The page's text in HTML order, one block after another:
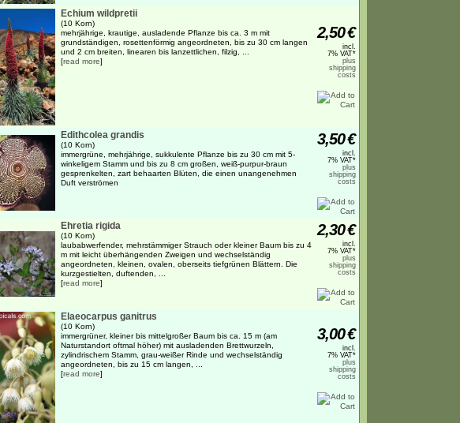
Echium wildpretii
(10 Korn)
mehrjährige, krautige, ausladende Pflanze bis ca. 3 m mit
grundständigen, rosettenförmig angeordneten, bis zu 30 cm langen
und 2 cm breiten, linearen bis lanzettlichen, filzig, ...
[read more]
2,50€
incl.
7% VAT*
plus
shipping
costs
Edithcolea grandis
(10 Korn)
immergrüne, mehrjährige, sukkulente Pflanze bis zu 30 cm mit 5-
winkeligem Stamm und bis zu 8 cm großen, weiß-purpur-braun
gesprenkelten, zart behaarten Blüten, die einen unangenehmen
Duft verströmen
3,50€
incl.
7% VAT*
plus
shipping
costs
Ehretia rigida
(10 Korn)
laubabwerfender, mehrstämmiger Strauch oder kleiner Baum bis zu 4
m mit leicht überhängenden Zweigen und wechselständig
angeordneten, kleinen, ovalen, oberseits tiefgrünen Blättern. Die
kurzgestielten, duftenden, ...
[read more]
2,30€
incl.
7% VAT*
plus
shipping
costs
Elaeocarpus ganitrus
(10 Korn)
immergrüner, kleiner bis mittelgroßer Baum bis ca. 15 m (am
Naturstandort oftmal höher) mit ausladenden Brettwurzeln,
zylindrischem Stamm, grau-weißer Rinde und wechselständig
angeordneten, bis zu 15 cm langen, ...
[read more]
3,00€
incl.
7% VAT*
plus
shipping
costs